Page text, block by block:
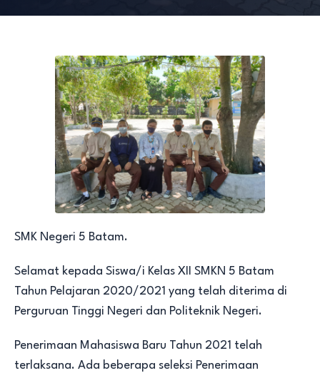
SMK Negeri 5 Batam.
Selamat kepada Siswa/i Kelas XII SMKN 5 Batam
Tahun Pelajaran 2020/2021 yang telah diterima di
Perguruan Tinggi Negeri dan Politeknik Negeri.
Penerimaan Mahasiswa Baru Tahun 2021 telah
terlaksana. Ada beberapa seleksi Penerimaan